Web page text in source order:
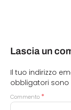
Lascia un
Il tuo indirizzo
obbligatori
Commento *